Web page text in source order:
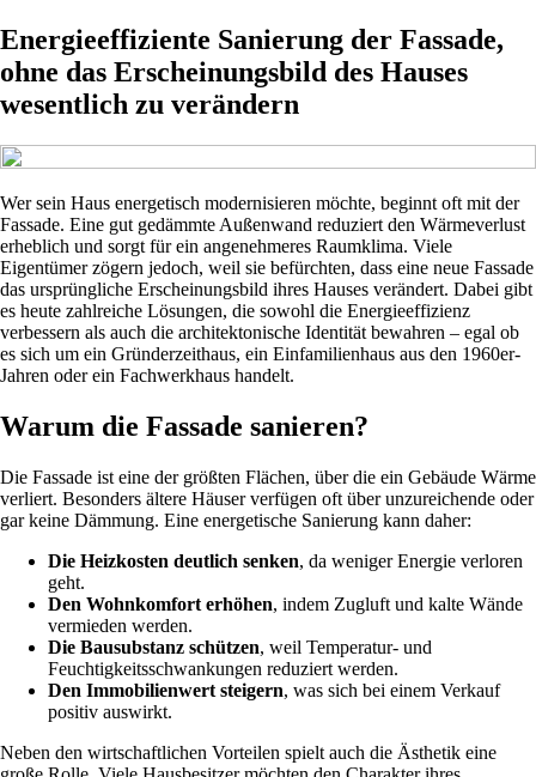
Energieeffiziente Sanierung der Fassade,
ohne das Erscheinungsbild des Hauses
wesentlich zu verändern
Wer sein Haus energetisch modernisieren möchte, beginnt oft mit der
Fassade. Eine gut gedämmte Außenwand reduziert den Wärmeverlust
erheblich und sorgt für ein angenehmeres Raumklima. Viele
Eigentümer zögern jedoch, weil sie befürchten, dass eine neue Fassade
das ursprüngliche Erscheinungsbild ihres Hauses verändert. Dabei gibt
es heute zahlreiche Lösungen, die sowohl die Energieeffizienz
verbessern als auch die architektonische Identität bewahren – egal ob
es sich um ein Gründerzeithaus, ein Einfamilienhaus aus den 1960er-
Jahren oder ein Fachwerkhaus handelt.
Warum die Fassade sanieren?
Die Fassade ist eine der größten Flächen, über die ein Gebäude Wärme
verliert. Besonders ältere Häuser verfügen oft über unzureichende oder
gar keine Dämmung. Eine energetische Sanierung kann daher:
Die Heizkosten deutlich senken, da weniger Energie verloren
geht.
Den Wohnkomfort erhöhen, indem Zugluft und kalte Wände
vermieden werden.
Die Bausubstanz schützen, weil Temperatur- und
Feuchtigkeitsschwankungen reduziert werden.
Den Immobilienwert steigern, was sich bei einem Verkauf
positiv auswirkt.
Neben den wirtschaftlichen Vorteilen spielt auch die Ästhetik eine